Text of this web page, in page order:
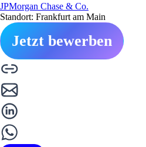
JPMorgan Chase & Co.
Standort: Frankfurt am Main
Jetzt bewerben